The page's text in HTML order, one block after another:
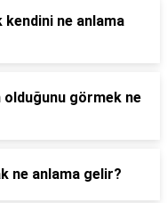
kendini ne anlama
olduğunu görmek ne
ne anlama gelir?